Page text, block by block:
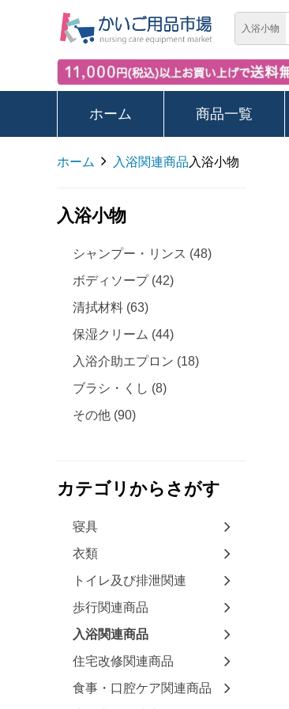
入浴小物
ホーム 商品一覧
ホーム 入浴関連商品 入浴小物
入浴小物
シャンプー・リンス (48)
ボディソープ (42)
清拭材料 (63)
保湿クリーム (44)
入浴介助エプロン (18)
ブラシ・くし (8)
その他 (90)
カテゴリからさがす
寝具
衣類
トイレ及び排泄関連
歩行関連商品
入浴関連商品
住宅改修関連商品
食事・口腔ケア関連商品